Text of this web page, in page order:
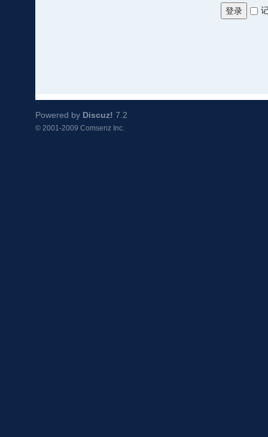
登录
Powered by Discuz! 7.2
© 2001-2009 Comsenz Inc.